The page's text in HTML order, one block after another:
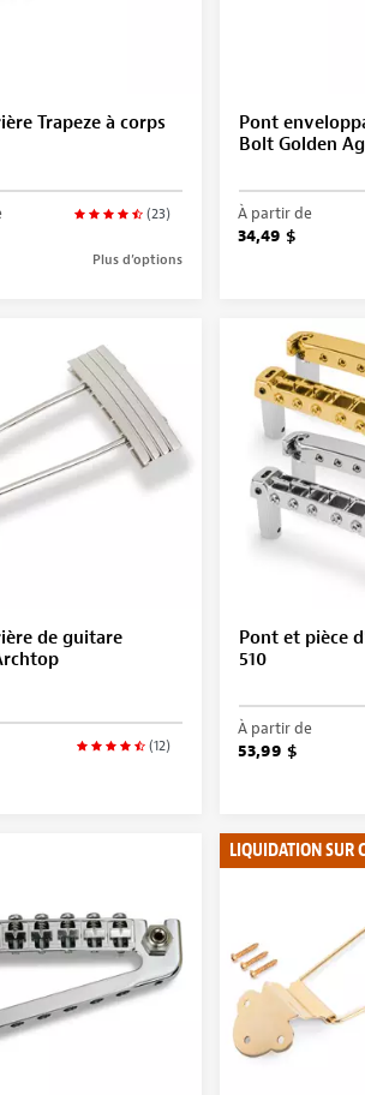
Trapeze à corps
(23)
Plus d’options
Pont
Bolt Golden
À partir de
34,49 $
de guitare
(12)
Pont et pièce
510
À partir de
53,99 $
LIQUIDATION SUR